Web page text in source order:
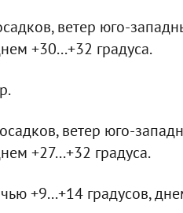
ветер юго-
+30...+32 градуса.
ветер юго-
+27...+32 градуса.
+9...+14 градусов,